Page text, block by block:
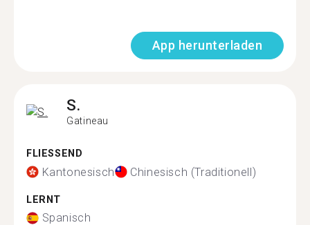
App herunterladen
S.
Gatineau
FLIESSEND
Kantonesisch Chinesisch (Traditionell)
LERNT
Spanisch